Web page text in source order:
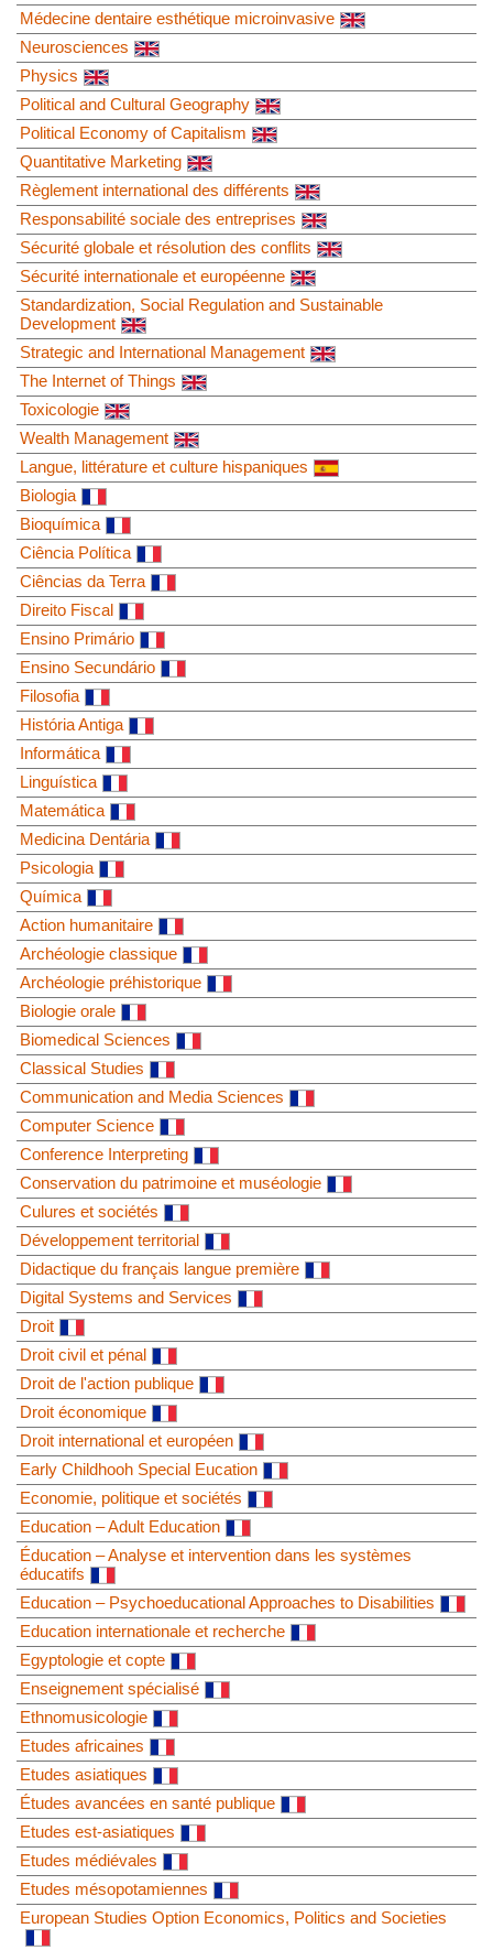
Médecine dentaire esthétique microinvasive
Neurosciences
Physics
Political and Cultural Geography
Political Economy of Capitalism
Quantitative Marketing
Règlement international des différents
Responsabilité sociale des entreprises
Sécurité globale et résolution des conflits
Sécurité internationale et européenne
Standardization, Social Regulation and Sustainable
Development
Strategic and International Management
The Internet of Things
Toxicologie
Wealth Management
Langue, littérature et culture hispaniques
Biologia
Bioquímica
Ciência Política
Ciências da Terra
Direito Fiscal
Ensino Primário
Ensino Secundário
Filosofia
História Antiga
Informática
Linguística
Matemática
Medicina Dentária
Psicologia
Química
Action humanitaire
Archéologie classique
Archéologie préhistorique
Biologie orale
Biomedical Sciences
Classical Studies
Communication and Media Sciences
Computer Science
Conference Interpreting
Conservation du patrimoine et muséologie
Culures et sociétés
Développement territorial
Didactique du français langue première
Digital Systems and Services
Droit
Droit civil et pénal
Droit de l'action publique
Droit économique
Droit international et européen
Early Childhooh Special Eucation
Economie, politique et sociétés
Education – Adult Education
Éducation – Analyse et intervention dans les systèmes
éducatifs
Education – Psychoeducational Approaches to Disabilities
Education internationale et recherche
Egyptologie et copte
Enseignement spécialisé
Ethnomusicologie
Etudes africaines
Etudes asiatiques
Études avancées en santé publique
Etudes est-asiatiques
Etudes médiévales
Etudes mésopotamiennes
European Studies Option Economics, Politics and Societies